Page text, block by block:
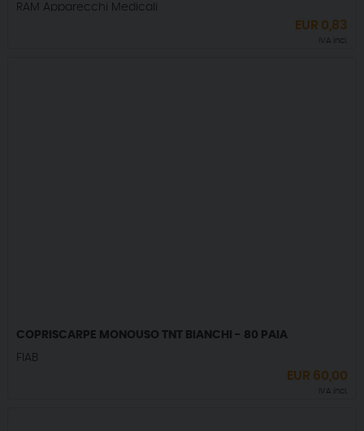
RAM Apparecchi Medicali
EUR 0,83
IVA incl.
COPRISCARPE MONOUSO TNT BIANCHI - 80 PAIA
FIAB
EUR 60,00
IVA incl.